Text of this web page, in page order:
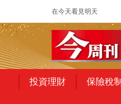
在今天看見明天
投資理財 保險稅制